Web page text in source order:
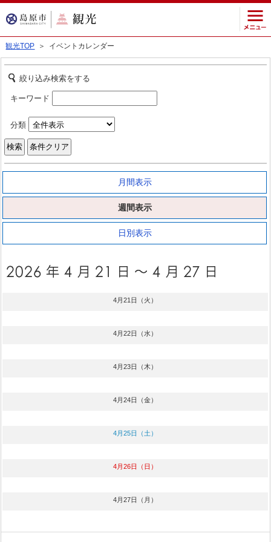
観光TOP ＞ イベントカレンダー
絞り込み検索をする
キーワード
分類
月間表示
週間表示
日別表示
4月21日（火）
4月22日（水）
4月23日（木）
4月24日（金）
4月25日（土）
4月26日（日）
4月27日（月）